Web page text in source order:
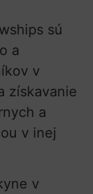
sú
a
v
získavanie
a
v inej
v